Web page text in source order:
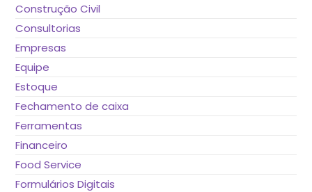
Construção Civil
Consultorias
Empresas
Equipe
Estoque
Fechamento de caixa
Ferramentas
Financeiro
Food Service
Formulários Digitais